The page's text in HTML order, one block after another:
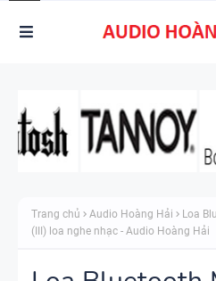
Trang chủ Audio Hoàng Hải
Loa
(III) loa nghe nhạc - Audio Hoàng Hải